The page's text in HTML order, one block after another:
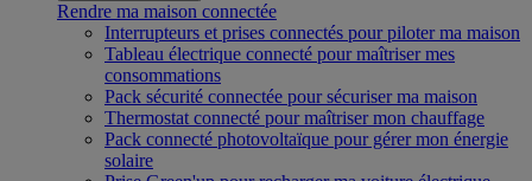
Rendre ma maison connectée
Interrupteurs et prises connectés pour piloter ma maison
Tableau électrique connecté pour maîtriser mes
consommations
Pack sécurité connectée pour sécuriser ma maison
Thermostat connecté pour maîtriser mon chauffage
Pack connecté photovoltaïque pour gérer mon énergie
solaire